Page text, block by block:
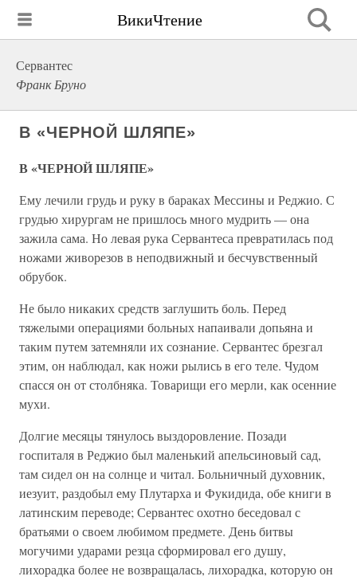
ВикиЧтение
Сервантес
Франк Бруно
В «ЧЕРНОЙ ШЛЯПЕ»
В «ЧЕРНОЙ ШЛЯПЕ»
Ему лечили грудь и руку в бараках Мессины и Реджио. С
грудью хирургам не пришлось много мудрить — она
зажила сама. Но левая рука Сервантеса превратилась под
ножами живорезов в неподвижный и бесчувственный
обрубок.
Не было никаких средств заглушить боль. Перед
тяжелыми операциями больных напаивали допьяна и
таким путем затемняли их сознание. Сервантес брезгал
этим, он наблюдал, как ножи рылись в его теле. Чудом
спасся он от столбняка. Товарищи его мерли, как осенние
мухи.
Долгие месяцы тянулось выздоровление. Позади
госпиталя в Реджио был маленький апельсиновый сад,
там сидел он на солнце и читал. Больничный духовник,
иезуит, раздобыл ему Плутарха и Фукидида, обе книги в
латинским переводе; Сервантес охотно беседовал с
братьями о своем любимом предмете. День битвы
могучими ударами резца сформировал его душу,
лихорадка более не возвращалась, лихорадка, которую он